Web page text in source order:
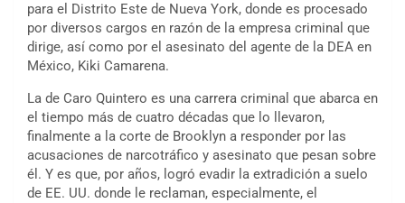
para el Distrito Este de Nueva York, donde es procesado
por diversos cargos en razón de la empresa criminal que
dirige, así como por el asesinato del agente de la DEA en
México, Kiki Camarena.
La de Caro Quintero es una carrera criminal que abarca en
el tiempo más de cuatro décadas que lo llevaron,
finalmente a la corte de Brooklyn a responder por las
acusaciones de narcotráfico y asesinato que pesan sobre
él. Y es que, por años, logró evadir la extradición a suelo
de EE. UU. donde le reclaman, especialmente, el